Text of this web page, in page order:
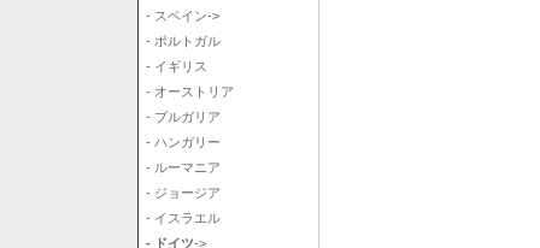
- スペイン->
- ポルトガル
- イギリス
- オーストリア
- ブルガリア
- ハンガリー
- ルーマニア
- ジョージア
- イスラエル
- ドイツ->